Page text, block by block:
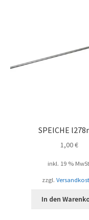
SPEICHE
1,00€
inkl. 19 %
zzgl.
In den